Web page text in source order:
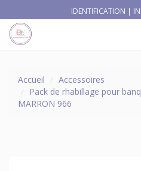
IDENTIFICATION |
Accueil
Accessoires
Pack de rhabillage pour
MARRON 966